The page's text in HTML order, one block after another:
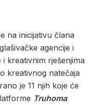
na inicijativu člana
agencije i
kreativnim rješenjima
kreativnog natečaja
je 11 njih koje će
Truhoma